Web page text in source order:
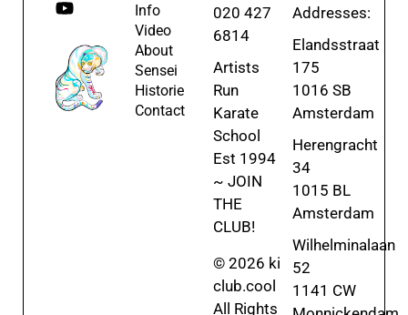
Info
Video
About
Sensei
Historie
Contact
020 427
6814
Artists
Run
Karate
School
Est 1994
~ JOIN
THE
CLUB!
© 2026 ki
club.cool
All Rights
Addresses:
Elandsstraat
175
1016 SB
Amsterdam
Herengracht
34
1015 BL
Amsterdam
Wilhelminalaan
52
1141 CW